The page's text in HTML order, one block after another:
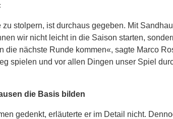
stolpern, ist durchaus gegeben. Mit
wir nicht leicht in die Saison starten,
nächste Runde kommen«, sagte Marco
spielen und vor allen Dingen unser Spiel
die Basis bilden
gedenkt, erläuterte er im Detail nicht.